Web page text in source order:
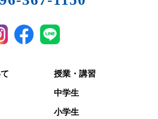
授業・講習
中学生
小学生